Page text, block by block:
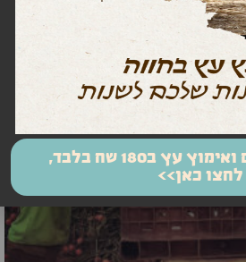
לפרטים נוספים ואימוץ עץ ב180 שח בלבד,
לחצו כאן>>